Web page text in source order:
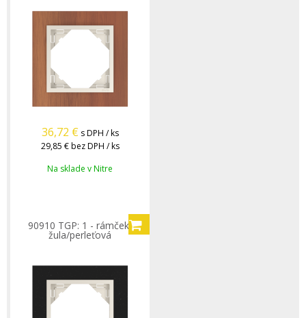
36,72 € s DPH / ks
29,85 € bez DPH / ks
Na sklade v Nitre
90910 TGP: 1 - rámček,
žula/perleťová